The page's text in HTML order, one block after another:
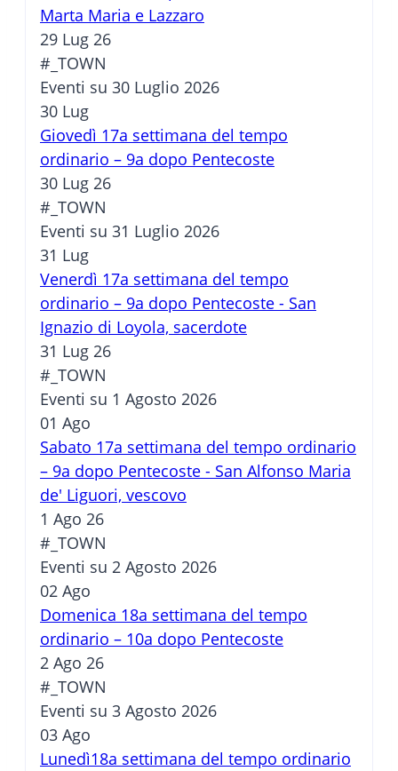
Marta Maria e Lazzaro
29 Lug 26
#_TOWN
Eventi su 30 Luglio 2026
30 Lug
Giovedì 17a settimana del tempo
ordinario – 9a dopo Pentecoste
30 Lug 26
#_TOWN
Eventi su 31 Luglio 2026
31 Lug
Venerdì 17a settimana del tempo
ordinario – 9a dopo Pentecoste - San
Ignazio di Loyola, sacerdote
31 Lug 26
#_TOWN
Eventi su 1 Agosto 2026
01 Ago
Sabato 17a settimana del tempo ordinario
– 9a dopo Pentecoste - San Alfonso Maria
de' Liguori, vescovo
1 Ago 26
#_TOWN
Eventi su 2 Agosto 2026
02 Ago
Domenica 18a settimana del tempo
ordinario – 10a dopo Pentecoste
2 Ago 26
#_TOWN
Eventi su 3 Agosto 2026
03 Ago
Lunedì18a settimana del tempo ordinario